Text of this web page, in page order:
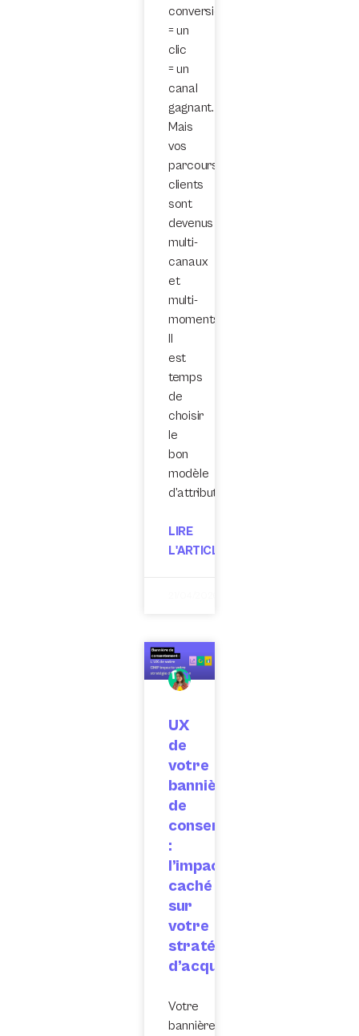
conversion
= un
clic
= un
canal
gagnant.
Mais
vos
parcours
clients
sont
devenus
multi-
canaux
et
multi-
moments.
Il
est
temps
de
choisir
le
bon
modèle
d’attribution.
LIRE
L'ARTICLE
UX
de
votre
bannière
de
consentement
:
l’impact
caché
sur
votre
stratégie
d’acquisition
Votre
bannière